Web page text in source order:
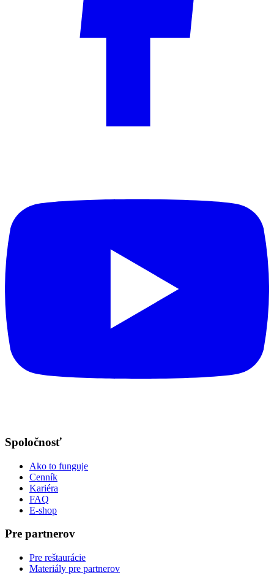
Spoločnosť
Ako to funguje
Cenník
Kariéra
FAQ
E-shop
Pre partnerov
Pre reštaurácie
Materiály pre partnerov